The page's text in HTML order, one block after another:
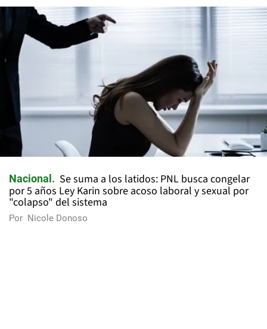
Nacional
Se suma a los latidos: PNL busca congelar
por 5 años Ley Karin sobre acoso laboral y sexual por
"colapso" del sistema
Por Nicole Donoso